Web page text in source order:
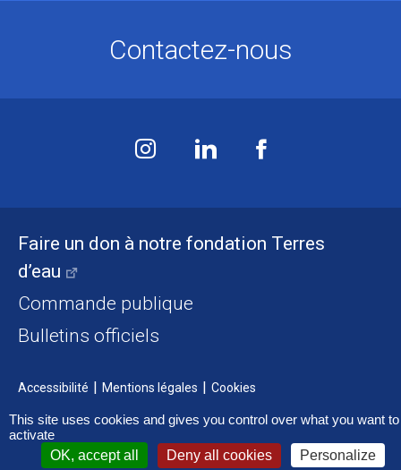
Faire un don à notre fondation Terres
d’eau
Commande publique
Bulletins officiels
Accessibilité Mentions légales Cookies
Contactez-nous
This site uses cookies and gives you control over what you want to
activate
OK, accept all
Deny all cookies Personalize